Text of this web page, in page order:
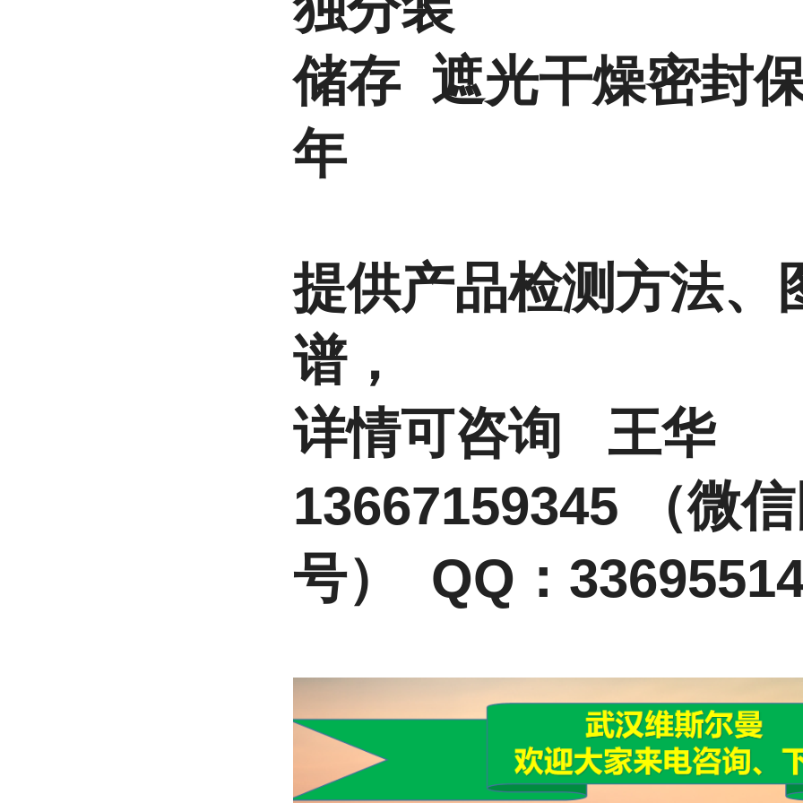
储存 遮光干燥密封
年
提供产品检测方法、
谱，
详情可咨询 王华
13667159345 （微
号） QQ：